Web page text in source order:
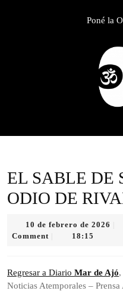
Poné la
EL SABLE DE
ODIO DE
10 de febrero de 2026
Comment
18:15
Regresar a Diario Mar de Ajó
Noticias Atemporales –